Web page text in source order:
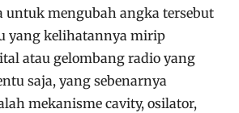
mengubah angka tersebut
yang kelihatannya mirip
atau gelombang radio yang
saja, yang sebenarnya
mekanisme cavity, osilator,